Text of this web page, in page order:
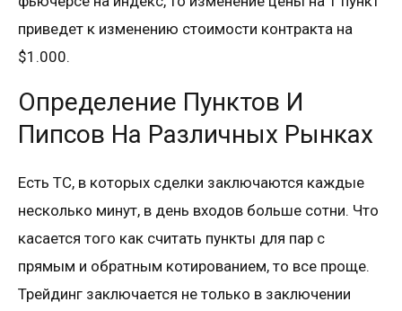
приведет к изменению стоимости контракта на
$1.000.
Определение Пунктов И
Пипсов На Различных Рынках
Есть ТС, в которых сделки заключаются каждые
несколько минут, в день входов больше сотни. Что
касается того как считать пункты для пар с
прямым и обратным котированием, то все проще.
Трейдинг заключается не только в заключении